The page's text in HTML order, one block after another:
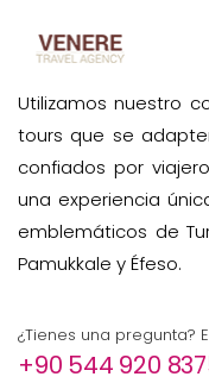
Utilizamos nuestro
tours que se
confiados por
una experiencia
emblemáticos de
Pamukkale y Éfeso.
¿Tienes una pregunta?
+90 544 920